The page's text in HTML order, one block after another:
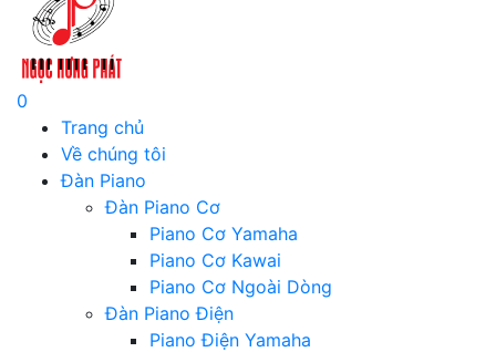
0
Trang chủ
Về chúng tôi
Đàn Piano
Đàn Piano Cơ
Piano Cơ Yamaha
Piano Cơ Kawai
Piano Cơ Ngoài Dòng
Đàn Piano Điện
Piano Điện Yamaha